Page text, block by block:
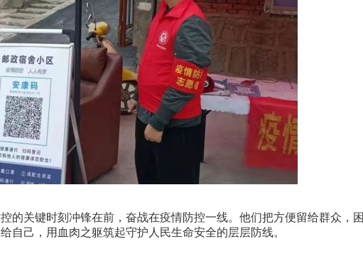
关键时刻冲锋在前，奋战在疫情防控一线。他们把方便留给群众，
自己，用血肉之躯筑起守护人民生命安全的层层防线。